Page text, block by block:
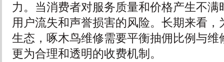
力。当消费者对服务质量和价格产生不满
用户流失和声誉损害的风险。长期来看，
生态，啄木鸟维修需要平衡抽佣比例与维
更为合理和透明的收费机制。